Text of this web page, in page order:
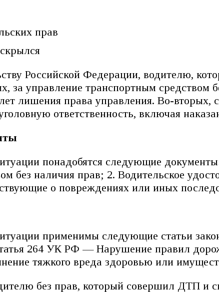
прав
Российской Федерации, водителю,
за управление транспортным средством
лишения права управления. Во-вторых,
ответственность, включая
понадобятся следующие
без наличия прав; 2. Водительское
о повреждениях или иных
применимы следующие статьи
264 УК РФ — Нарушение правил
тяжкого вреда здоровью или
без прав, который совершил ДТП и